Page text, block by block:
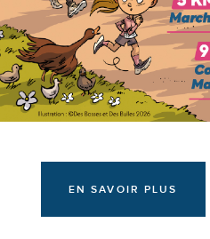
Actualités
Prendre rendez-vous
EN SAVOIR PLUS